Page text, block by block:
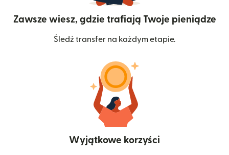
Zawsze wiesz, gdzie trafiają Twoje pieniądze
Śledź transfer na każdym etapie.
Wyjątkowe korzyści